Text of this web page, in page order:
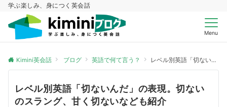
学ぶ楽しみ、身につく英会話
Menu
Kimini英会話 ブログ 英語で何て言う？ レベル別英語「切ないんだ」の表現。切ないのスラング、甘く切ないなども紹介
レベル別英語「切ないんだ」の表現。切ない
のスラング、甘く切ないなども紹介